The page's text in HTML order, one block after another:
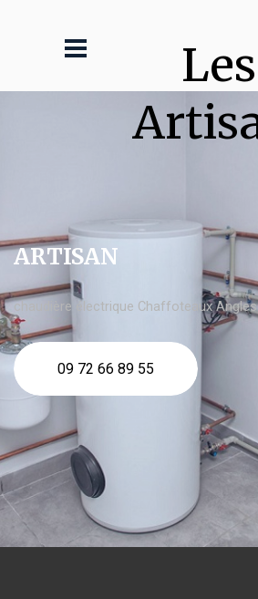
Les
ARTISAN
chaudière électrique Chaffoteaux Angles
09 72 66 89 55